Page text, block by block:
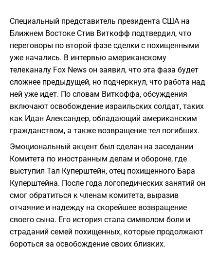
Специальный представитель президента США на
Ближнем Востоке Стив Виткофф подтвердил, что
переговоры по второй фазе сделки с похищенными
уже начались. В интервью американскому
телеканалу Fox News он заявил, что эта фаза будет
сложнее предыдущей, но подчеркнул, что работа над
ней уже идет. По словам Виткоффа, обсуждения
включают освобождение израильских солдат, таких
как Идан Александер, обладающий американским
гражданством, а также возвращение тел погибших.
Эмоциональный акцент был сделан на заседании
Комитета по иностранным делам и обороне, где
выступил Тал Куперштейн, отец похищенного Бара
Куперштейна. После года логопедических занятий он
смог обратиться к членам комитета, выразив
отчаяние и надежду на скорейшее возвращение
своего сына. Его история стала символом боли и
страданий семей похищенных, которые продолжают
бороться за освобождение своих близких.